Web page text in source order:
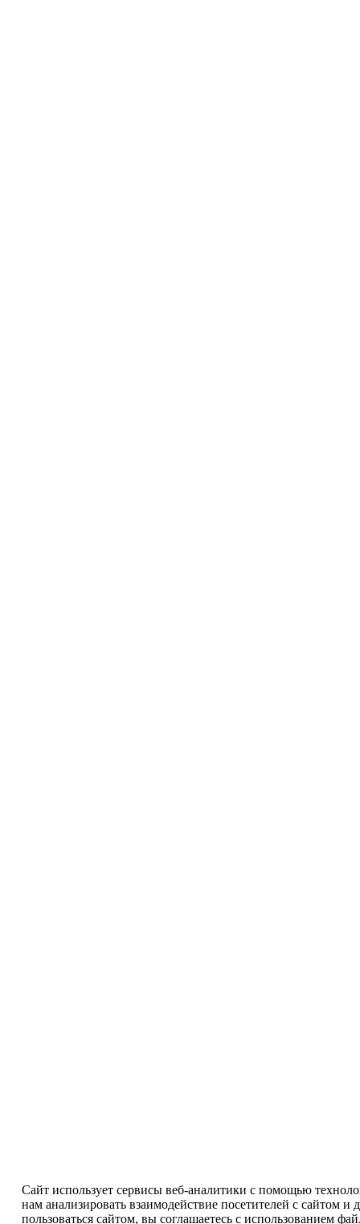
Сайт использует сервисы веб-аналитики с помощью
нам анализировать взаимодействие посетителей с сайтом и
пользоваться сайтом, вы соглашаетесь с использованием